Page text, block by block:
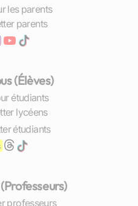
les parents
parents
(Élèves)
étudiants
lycéens
étudiants
professeurs